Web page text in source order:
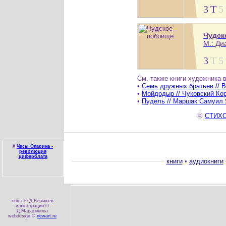
3Т 5
М.:
3Т 5
См. также книги художника
• Семь дружных братьев //
• Мойдодыр // Чуковский
• Пудель // Маршак Самуил
🌞
# Часы Опарина -
революция
циферблата
книги• аудиокниги
текст © Д.Белышев
иллюстрации ©
Д.Марасинова
webdesign © newart.ru